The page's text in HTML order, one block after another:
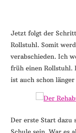
die
ein
Lächeln
Jetzt folgt der
Rollstuhl. Somit
verabschieden. Ich
früh einen Rollstuhl.
ist auch schon
Der erste Start dazu